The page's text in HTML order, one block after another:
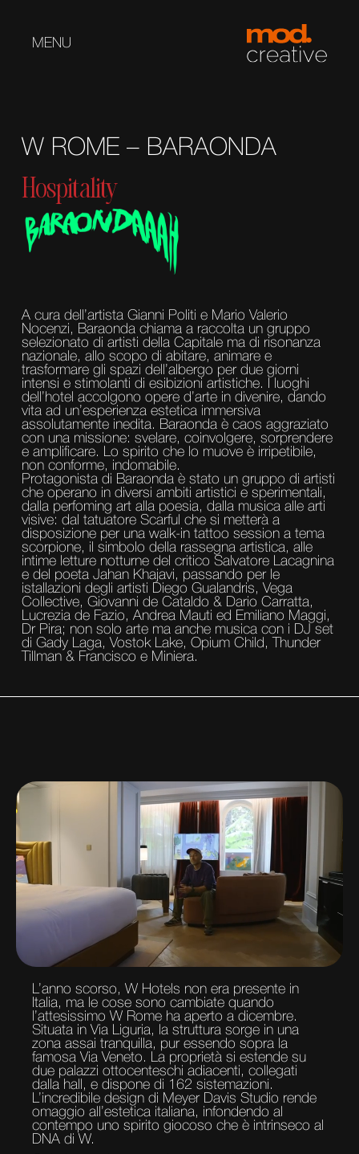
MENU
W ROME – BARAONDA
Hospitality
A cura dell’artista Gianni Politi e Mario Valerio
Nocenzi, Baraonda chiama a raccolta un gruppo
selezionato di artisti della Capitale ma di risonanza
nazionale, allo scopo di abitare, animare e
trasformare gli spazi dell’albergo per due giorni
intensi e stimolanti di esibizioni artistiche. I luoghi
dell’hotel accolgono opere d’arte in divenire, dando
vita ad un’esperienza estetica immersiva
assolutamente inedita. Baraonda è caos aggraziato
con una missione: svelare, coinvolgere, sorprendere
e amplificare. Lo spirito che lo muove è irripetibile,
non conforme, indomabile.
Protagonista di Baraonda è stato un gruppo di artisti
che operano in diversi ambiti artistici e sperimentali,
dalla perfoming art alla poesia, dalla musica alle arti
visive: dal tatuatore Scarful che si metterà a
disposizione per una walk-in tattoo session a tema
scorpione, il simbolo della rassegna artistica, alle
intime letture notturne del critico Salvatore Lacagnina
e del poeta Jahan Khajavi, passando per le
istallazioni degli artisti Diego Gualandris, Vega
Collective, Giovanni de Cataldo & Dario Carratta,
Lucrezia de Fazio, Andrea Mauti ed Emiliano Maggi,
Dr Pira; non solo arte ma anche musica con i DJ set
di Gady Laga, Vostok Lake, Opium Child, Thunder
Tillman & Francisco e Miniera.
L’anno scorso, W Hotels non era presente in
Italia, ma le cose sono cambiate quando
l’attesissimo W Rome ha aperto a dicembre.
Situata in Via Liguria, la struttura sorge in una
zona assai tranquilla, pur essendo sopra la
famosa Via Veneto. La proprietà si estende su
due palazzi ottocenteschi adiacenti, collegati
dalla hall, e dispone di 162 sistemazioni.
L’incredibile design di Meyer Davis Studio rende
omaggio all’estetica italiana, infondendo al
contempo uno spirito giocoso che è intrinseco al
DNA di W.